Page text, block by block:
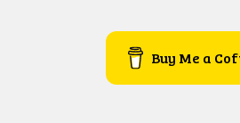
Buy Me a